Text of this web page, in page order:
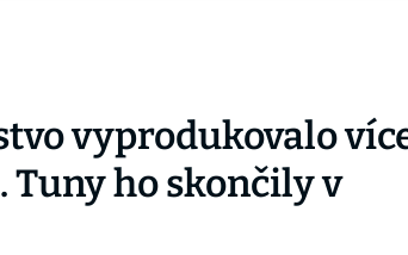
vyprodukovalo
Tuny ho skončily v